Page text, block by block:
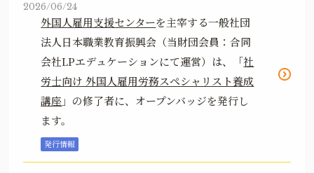
2026/06/24
外国人雇用支援センターを主宰する一般社団
法人日本職業教育振興会（当財団会員：合同
会社LPエデュケーションにて運営）は、「社
労士向け 外国人雇用労務スペシャリスト養成
講座 」の修了者に、オープンバッジを発行し
ます。
発行情報